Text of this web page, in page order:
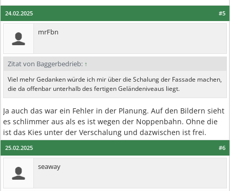
#5
24.02.2025
mrFbn
Zitat von Baggerbedrieb: ↑
Viel mehr Gedanken würde ich mir über die Schalung der Fassade machen,
die da offenbar unterhalb des fertigen Geländeniveaus liegt.
Ja auch das war ein Fehler in der Planung. Auf den Bildern sieht
es schlimmer aus als es ist wegen der Noppenbahn. Ohne die
ist das Kies unter der Verschalung und dazwischen ist frei.
#6
25.02.2025
seaway